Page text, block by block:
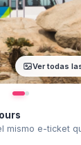
Ver todas
mismo e-ticket